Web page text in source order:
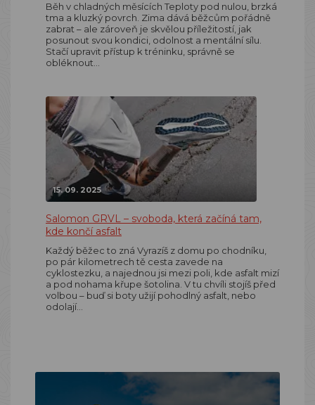
Běh v chladných měsících Teploty pod nulou, brzká
tma a kluzký povrch. Zima dává běžcům pořádně
zabrat – ale zároveň je skvělou příležitostí, jak
posunout svou kondici, odolnost a mentální sílu.
Stačí upravit přístup k tréninku, správně se
obléknout…
15. 09. 2025
Salomon GRVL – svoboda, která začíná tam,
kde končí asfalt
Každý běžec to zná Vyrazíš z domu po chodníku,
po pár kilometrech tě cesta zavede na
cyklostezku, a najednou jsi mezi poli, kde asfalt mizí
a pod nohama křupe šotolina. V tu chvíli stojíš před
volbou – buď si boty užijí pohodlný asfalt, nebo
odolají…